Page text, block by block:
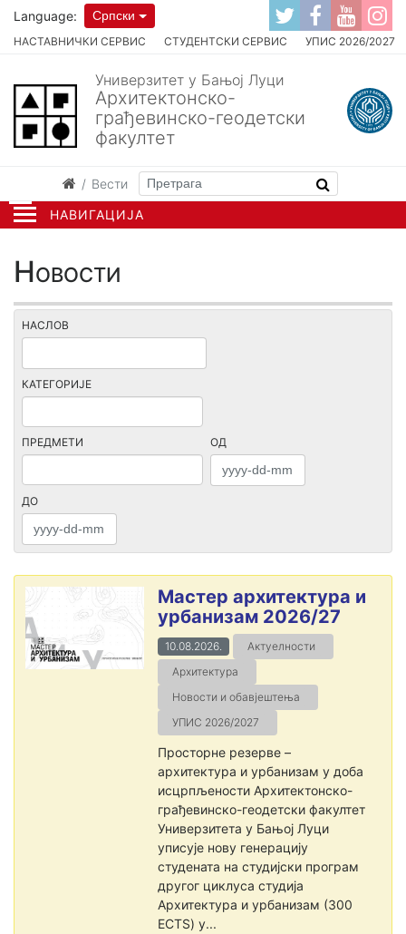
НАВИГАЦИЈА
НАСТАВНИЧКИ СЕРВИС СТУДЕНТСКИ СЕРВИС УПИС 2026/2027
Language: Српски
Универзитет у Бањој Луци
Архитектонско-
грађевинско-геодетски
факултет
Вести
Новости
НАСЛОВ
КАТЕГОРИЈЕ
ПРЕДМЕТИ ОД
ДО
Мастер архитектура и
урбанизам 2026/27
10.08.2026.
Актуелности
Архитектура
Новости и обавјештења
УПИС 2026/2027
Просторне резерве –
архитектура и урбанизам у доба
исцрпљености Архитектонско-
грађевинско-геодетски факултет
Универзитета у Бањој Луци
уписује нову генерацију
студената на студијски програм
другог циклуса студија
Архитектура и урбанизам (300
ECTS) у...